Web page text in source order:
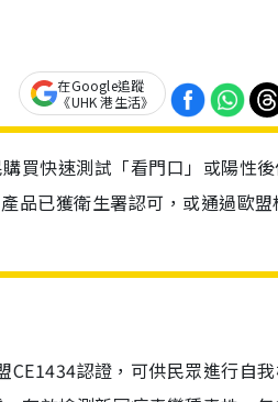
在Google追蹤
《UHK 港生活》
買快速測試「看門口」或陽性
品已獲衛生署認可，或通過歐盟
認證，可供民眾進行自